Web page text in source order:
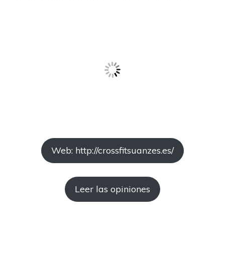
Web: http://crossfitsuanzes.es/
Leer las opiniones